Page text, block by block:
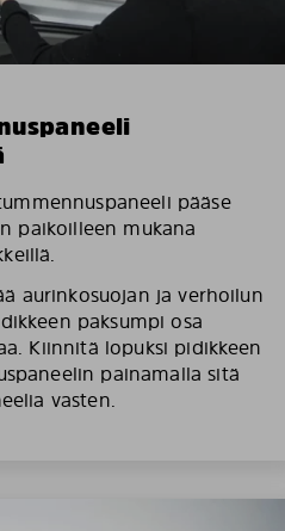
pääse
paikoilleen mukana
aurinkosuojan ja verhoilun
paksumpi osa
Kiinnitä lopuksi pidikkeen
painamalla sitä
vasten.